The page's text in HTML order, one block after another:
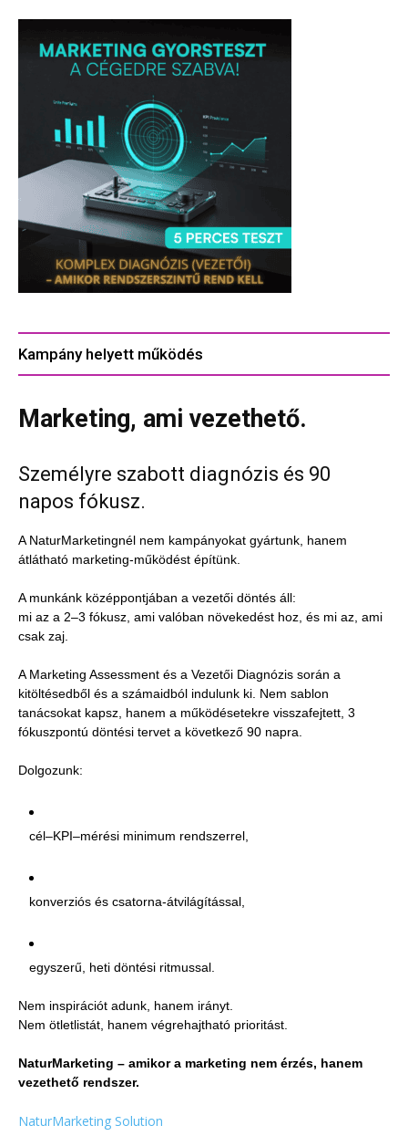
Kampány helyett működés
Marketing, ami vezethető.
Személyre szabott diagnózis és 90
napos fókusz.
A NaturMarketingnél nem kampányokat gyártunk, hanem
átlátható marketing-működést építünk.
A munkánk középpontjában a vezetői döntés áll:
mi az a 2–3 fókusz, ami valóban növekedést hoz, és mi az, ami
csak zaj.
A Marketing Assessment és a Vezetői Diagnózis során a
kitöltésedből és a számaidból indulunk ki. Nem sablon
tanácsokat kapsz, hanem a működésetekre visszafejtett, 3
fókuszpontú döntési tervet a következő 90 napra.
Dolgozunk:
cél–KPI–mérési minimum rendszerrel,
konverziós és csatorna-átvilágítással,
egyszerű, heti döntési ritmussal.
Nem inspirációt adunk, hanem irányt.
Nem ötletlistát, hanem végrehajtható prioritást.
NaturMarketing – amikor a marketing nem érzés, hanem
vezethető rendszer.
NaturMarketing Solution